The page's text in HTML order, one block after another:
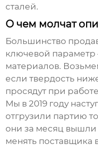
сталей.
О чем молчат
Большинство
ключевой параметр
материалов.
если твердость
просядут при
Мы в 2019 году
отгрузили партию
они за месяц
менять поставщика